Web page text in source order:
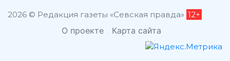
2026 © Редакция газеты «Севская правда» 12+
О проекте Карта сайта